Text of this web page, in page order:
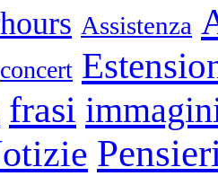
Assistenza
concert
frasi